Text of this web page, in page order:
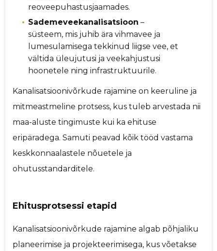
reoveepuhastusjaamades.
Sademeveekanalisatsioon –
süsteem, mis juhib ära vihmavee ja
lumesulamisega tekkinud liigse vee, et
vältida üleujutusi ja veekahjustusi
hoonetele ning infrastruktuurile.
Kanalisatsioonivõrkude rajamine on keeruline ja
mitmeastmeline protsess, kus tuleb arvestada nii
maa-aluste tingimuste kui ka ehituse
eripäradega. Samuti peavad kõik tööd vastama
keskkonnaalastele nõuetele ja
ohutusstandarditele.
Ehitusprotsessi etapid
Kanalisatsioonivõrkude rajamine algab põhjaliku
planeerimise ja projekteerimisega, kus võetakse